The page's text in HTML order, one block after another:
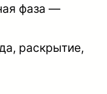
фаза —
раскрытие,